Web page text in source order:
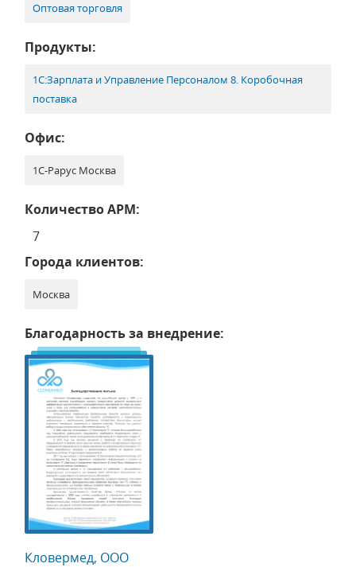
Оптовая торговля
Продукты:
1С:Зарплата и Управление Персоналом 8. Коробочная
поставка
Офис:
1С-Рарус Москва
Количество АРМ:
7
Города клиентов:
Москва
Благодарность за внедрение:
Кловермед, ООО